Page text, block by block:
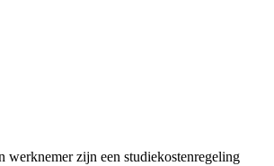
werknemer zijn een studiekostenregeling